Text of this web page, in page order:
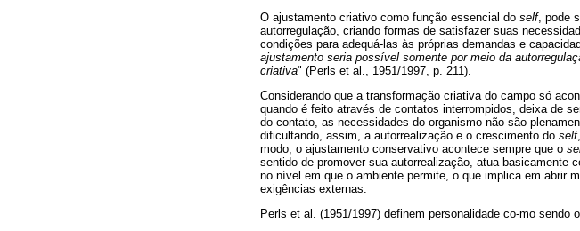
O ajustamento criativo como função essencial do self, pode
autorregulação, criando formas de satisfazer suas
condições para adequá-las às próprias demandas e
ajustamento seria possível somente por meio da
criativa" (Perls et al., 1951/1997, p. 211).
Considerando que a transformação criativa do campo só
quando é feito através de contatos interrompidos, deixa de
do contato, as necessidades do organismo não são
dificultando, assim, a autorrealização e o crescimento do self
modo, o ajustamento conservativo acontece sempre que o
sentido de promover sua autorrealização, atua basicamente
no nível em que o ambiente permite, o que implica em abrir
exigências externas.
Perls et al. (1951/1997) definem personalidade co-mo